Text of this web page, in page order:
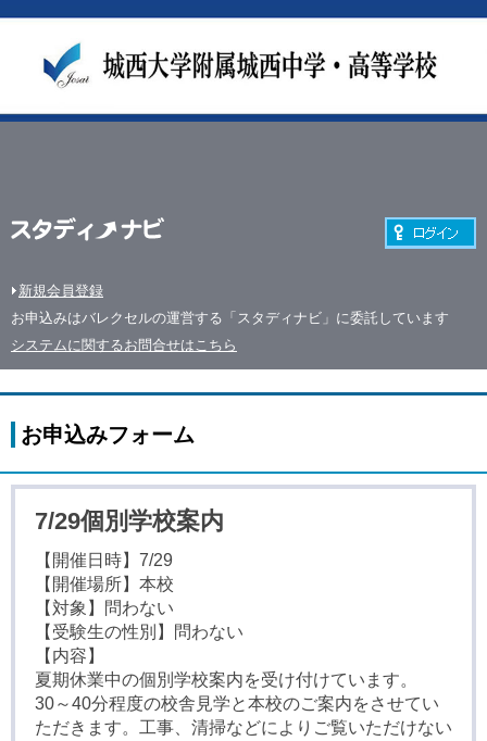
新規会員登録
お申込みはバレクセルの運営する「スタディナビ」に委託しています
システムに関するお問合せはこちら
お申込みフォーム
7/29個別学校案内
【開催日時】7/29
【開催場所】本校
【対象】問わない
【受験生の性別】問わない
【内容】
夏期休業中の個別学校案内を受け付けています。
30～40分程度の校舎見学と本校のご案内をさせてい
ただきます。工事、清掃などによりご覧いただけない